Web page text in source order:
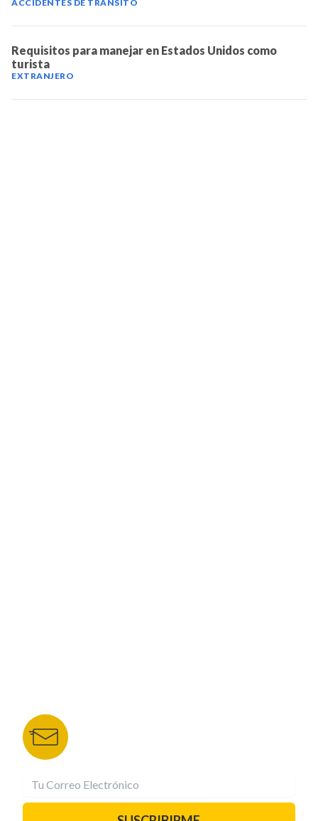
ACCIDENTES DE TRANSITO
Requisitos para manejar en Estados Unidos como
turista
EXTRANJERO